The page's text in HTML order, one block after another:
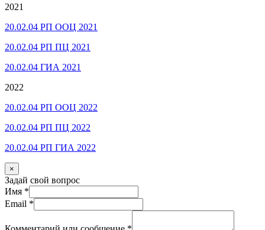
2021
20.02.04 РП ООЦ 2021
20.02.04 РП ПЦ 2021
20.02.04 ГИА 2021
2022
20.02.04 РП ООЦ 2022
20.02.04 РП ПЦ 2022
20.02.04 РП ГИА 2022
×
Задай свой вопрос
Имя *
Email *